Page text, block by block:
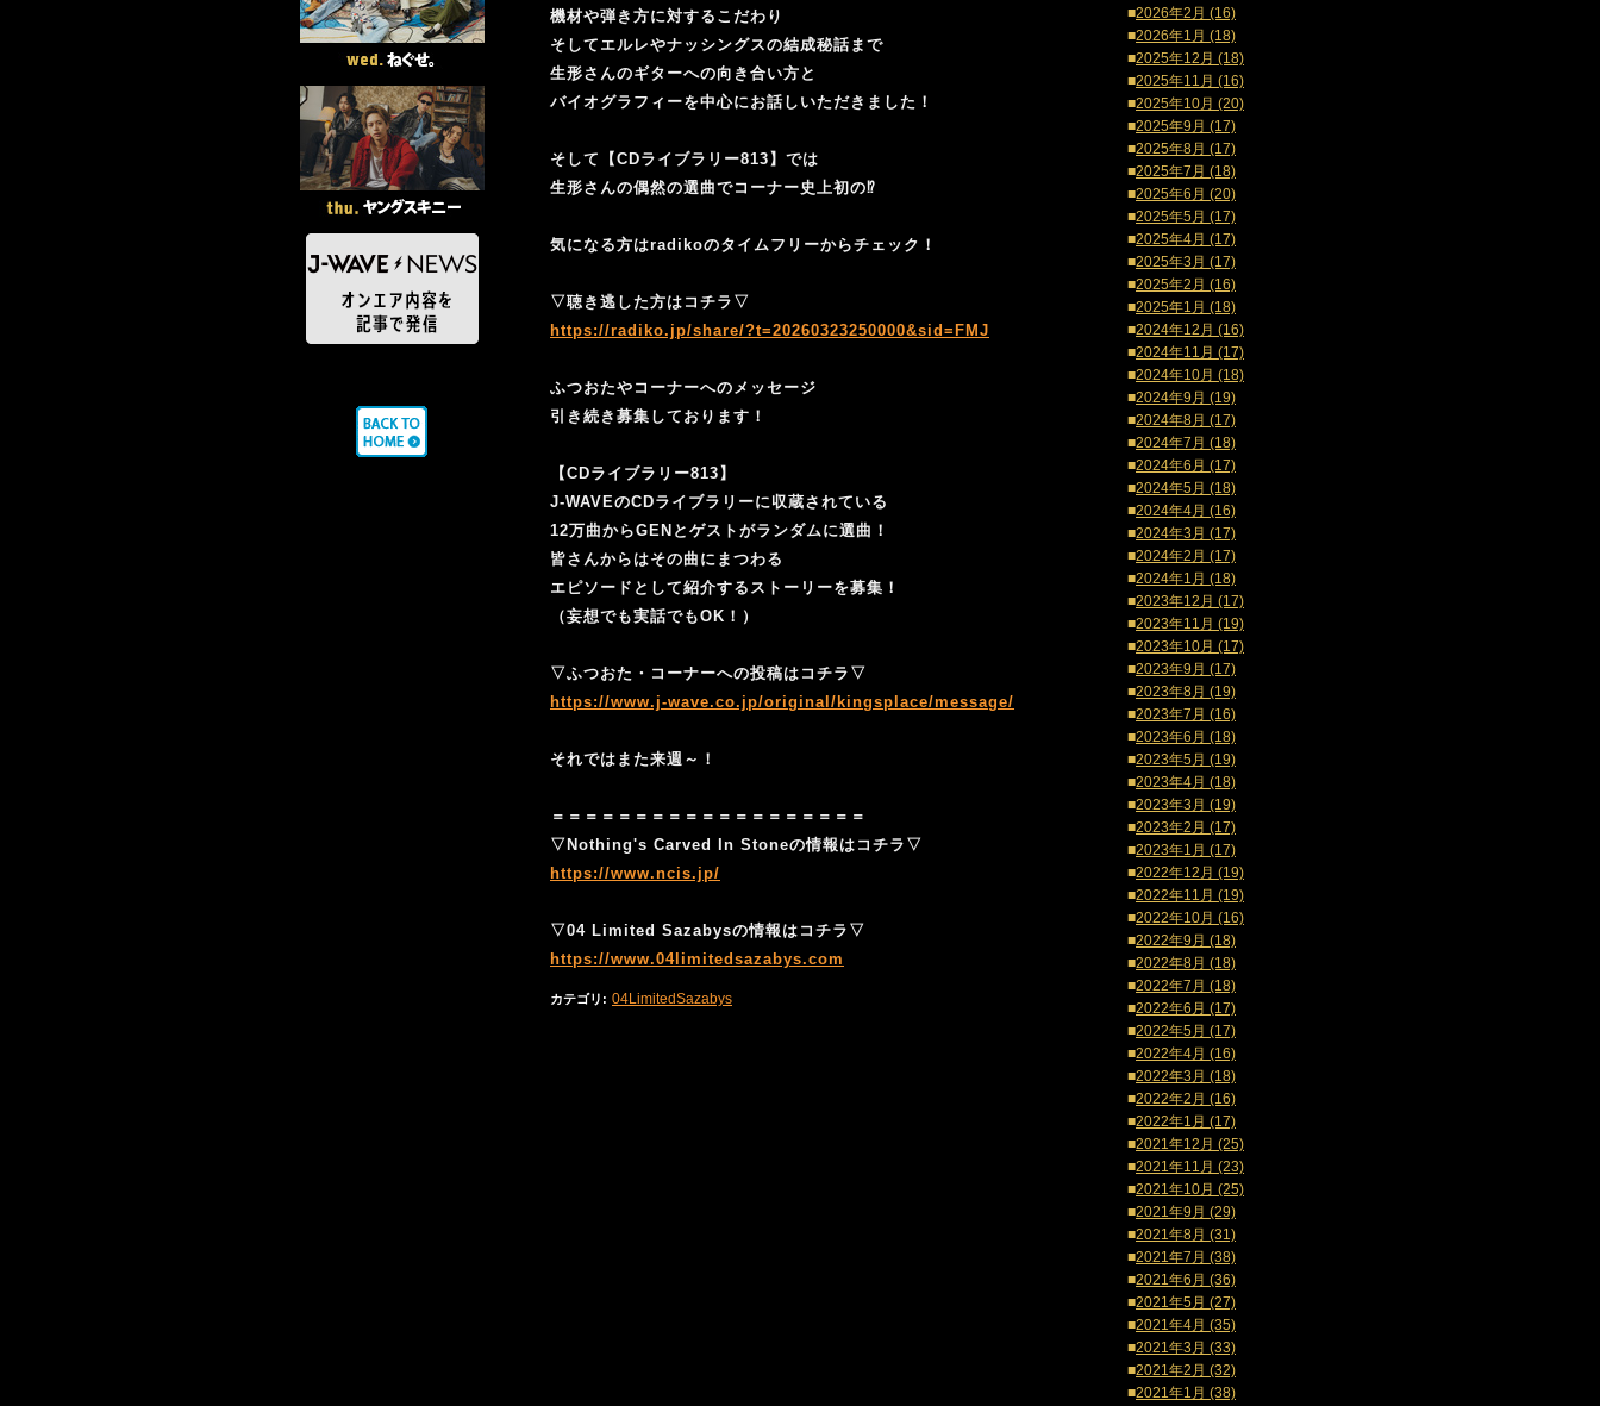
機材や弾き方に対するこだわり
そしてエルレやナッシングスの結成秘話まで
生形さんのギターへの向き合い方と
バイオグラフィーを中心にお話しいただきました！
そして【CDライブラリー813】では
生形さんの偶然の選曲でコーナー史上初の⁉
気になる方はradikoのタイムフリーからチェック！
▽聴き逃した方はコチラ▽
https://radiko.jp/share/?t=20260323250000&sid=FMJ
ふつおたやコーナーへのメッセージ
引き続き募集しております！
【CDライブラリー813】
J-WAVEのCDライブラリーに収蔵されている
12万曲からGENとゲストがランダムに選曲！
皆さんからはその曲にまつわる
エピソードとして紹介するストーリーを募集！
（妄想でも実話でもOK！）
▽ふつおた・コーナーへの投稿はコチラ▽
https://www.j-wave.co.jp/original/kingsplace/message/
それではまた来週～！
＝＝＝＝＝＝＝＝＝＝＝＝＝＝＝＝＝＝＝
▽Nothing's Carved In Stoneの情報はコチラ▽
https://www.ncis.jp/
▽04 Limited Sazabysの情報はコチラ▽
https://www.04limitedsazabys.com
カテゴリ : 04LimitedSazabys
■2026年2月 (16)
■2026年1月 (18)
■2025年12月 (18)
■2025年11月 (16)
■2025年10月 (20)
■2025年9月 (17)
■2025年8月 (17)
■2025年7月 (18)
■2025年6月 (20)
■2025年5月 (17)
■2025年4月 (17)
■2025年3月 (17)
■2025年2月 (16)
■2025年1月 (18)
■2024年12月 (16)
■2024年11月 (17)
■2024年10月 (18)
■2024年9月 (19)
■2024年8月 (17)
■2024年7月 (18)
■2024年6月 (17)
■2024年5月 (18)
■2024年4月 (16)
■2024年3月 (17)
■2024年2月 (17)
■2024年1月 (18)
■2023年12月 (17)
■2023年11月 (19)
■2023年10月 (17)
■2023年9月 (17)
■2023年8月 (19)
■2023年7月 (16)
■2023年6月 (18)
■2023年5月 (19)
■2023年4月 (18)
■2023年3月 (19)
■2023年2月 (17)
■2023年1月 (17)
■2022年12月 (19)
■2022年11月 (19)
■2022年10月 (16)
■2022年9月 (18)
■2022年8月 (18)
■2022年7月 (18)
■2022年6月 (17)
■2022年5月 (17)
■2022年4月 (16)
■2022年3月 (18)
■2022年2月 (16)
■2022年1月 (17)
■2021年12月 (25)
■2021年11月 (23)
■2021年10月 (25)
■2021年9月 (29)
■2021年8月 (31)
■2021年7月 (38)
■2021年6月 (36)
■2021年5月 (27)
■2021年4月 (35)
■2021年3月 (33)
■2021年2月 (32)
■2021年1月 (38)